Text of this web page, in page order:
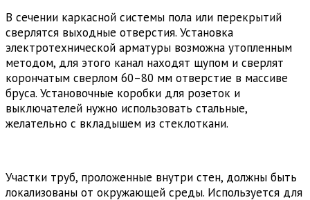
В сечении каркасной системы пола или перекрытий
сверлятся выходные отверстия. Установка
электротехнической арматуры возможна утопленным
методом, для этого канал находят щупом и сверлят
корончатым сверлом 60–80 мм отверстие в массиве
бруса. Установочные коробки для розеток и
выключателей нужно использовать стальные,
желательно с вкладышем из стеклоткани.
Участки труб, проложенные внутри стен, должны быть
локализованы от окружающей среды. Используется для